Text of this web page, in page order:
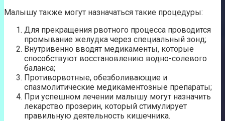
Малышу также могут назначаться такие процедуры:
Для прекращения рвотного процесса проводится
промывание желудка через специальный зонд;
Внутривенно вводят медикаменты, которые
способствуют восстановлению водно-солевого
баланса;
Противорвотные, обезболивающие и
спазмолитические медикаментозные препараты;
При успешном лечении малышу могут назначить
лекарство прозерин, который стимулирует
правильную деятельность кишечника.